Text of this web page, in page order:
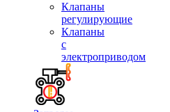
Клапаны
регулирующие
Клапаны
с
электроприводом